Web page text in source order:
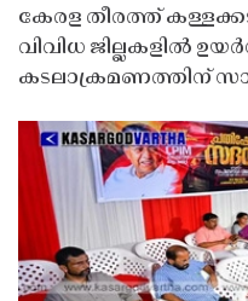
കേരള തീരത്ത്
വിവിധ ജില്ലകളിൽ
കടലാക്രമണത്തിന്